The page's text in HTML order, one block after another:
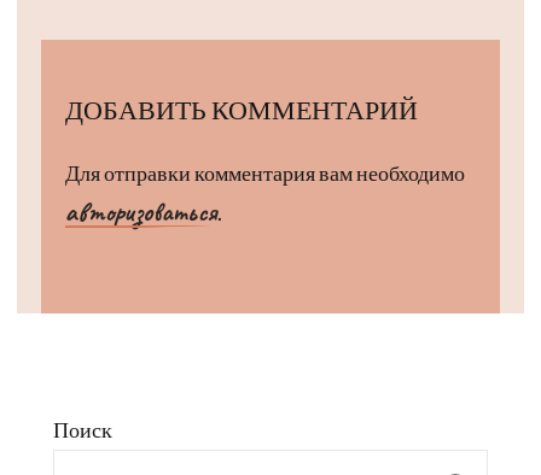
ДОБАВИТЬ КОММЕНТАРИЙ
Для отправки комментария вам необходимо
авторизоваться.
Поиск